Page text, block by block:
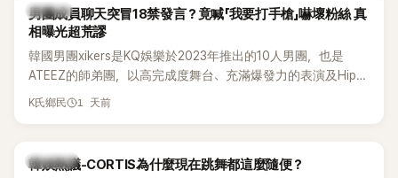
樣，也意外掀起網友熱議。
K-POP
男團成員聊天突冒18禁發言？竟喊「我要打手槍」嚇壞粉絲 真
相曝光超荒謬
韓國男團xikers是KQ娛樂於2023年推出的10人男團，也是
ATEEZ的師弟團，以高完成度舞台、充滿爆發力的表演及Hip-
Hop風格聞名，出道後迅速累積大批海內外粉絲，近年也陸續
K氏鄉民 1 天前
熱議討論
韓娛熱議-CORTIS為什麼現在跳舞都這麼隨便？